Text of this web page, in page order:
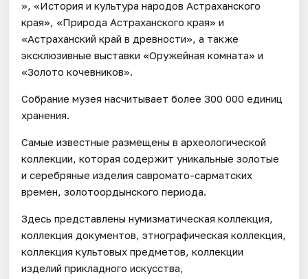
», «История и культура народов Астраханского
края», «Природа Астраханского края» и
«Астраханский край в древности», а также
эксклюзивные выставки «Оружейная комната» и
«Золото кочевников».
Собрание музея насчитывает более 300 000 единиц
хранения.
Самые известные размещены в археологической
коллекции, которая содержит уникальные золотые
и серебряные изделия савромато-сарматских
времен, золотоордынского периода.
Здесь представлены нумизматическая коллекция,
коллекция документов, этнографическая коллекция,
коллекция культовых предметов, коллекции
изделий прикладного искусства,